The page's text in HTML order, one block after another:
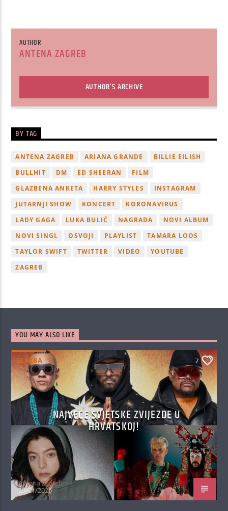
AUTHOR
ANTENA ZAGREB
AUTHOR'S ARCHIVE
BY TAG
ANTENA ZAGREB ARIANA GRANDE
BILLIE EILISH
BULLHIT
DM ED SHEERAN
FILM
GLAZBENA ANKETA
HARRY STYLES
INSTAGRAM
JUTARNJI SHOW
KONCERT
KORONAVIRUS
LADY GAGA
LUKA BULIĆ NAGRADA
NOVI ALBUM
NOVI SINGL
OSVOJI PLAYLIST
TAMARA LOOS
TAYLOR SWIFT
TWITTER VIDEO
YOUTUBE
ZAGREB
YOU MAY ALSO LIKE
GLAZBA 7
NAJVEĆE SVJETSKE ZVIJEZDE U
HRVATSKOJ!
Antena Zagreb
29/01/2026